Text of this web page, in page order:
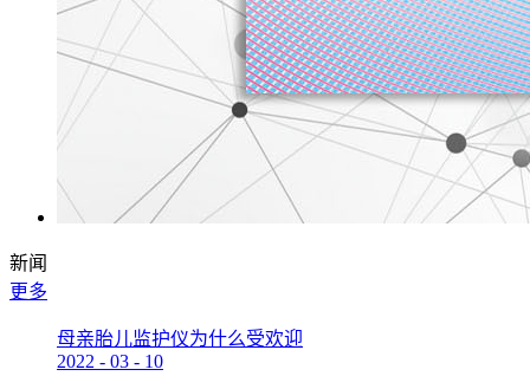
新闻
更多
母亲胎儿监护仪为什么受欢迎
2022 - 03 - 10